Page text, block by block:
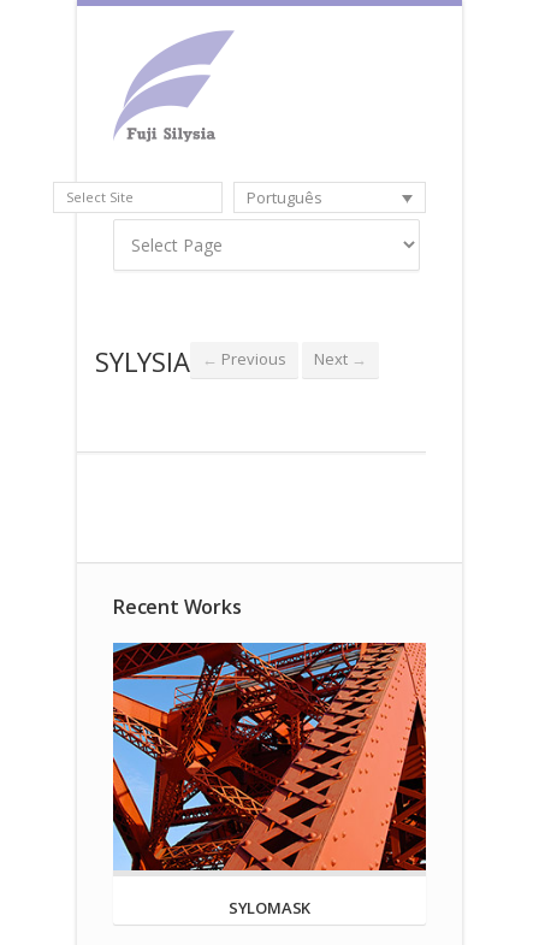
Select Site Português
SYLYSIA ← Previous Next →
Recent Works
SYLOMASK